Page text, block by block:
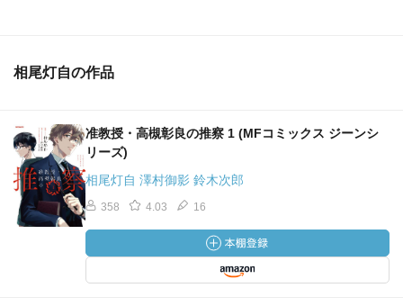
相尾灯自の作品
准教授・高槻彰良の推察 1 (MFコミックス ジーンシ
リーズ)
相尾灯自 澤村御影 鈴木次郎
358 4.03 16